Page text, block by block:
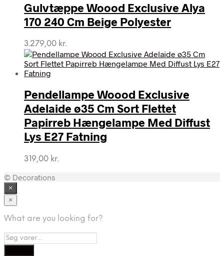
Gulvtæppe Woood Exclusive Alya
170 240 Cm Beige Polyester
3.279,00 kr.
Pendellampe Woood Exclusive
Adelaide ø35 Cm Sort Flettet
Papirreb Hængelampe Med Diffust
Lys E27 Fatning
319,00 kr.
© Decorations
×
×
What are you looking for?